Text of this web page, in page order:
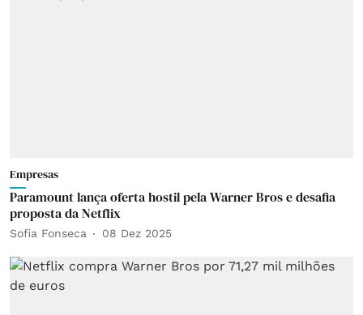
Empresas
Paramount lança oferta hostil pela Warner Bros e desafia
proposta da Netflix
Sofia Fonseca 08 Dez 2025